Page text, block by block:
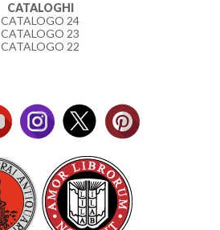
CATALOGHI
CATALOGO 24
CATALOGO 23
CATALOGO 22